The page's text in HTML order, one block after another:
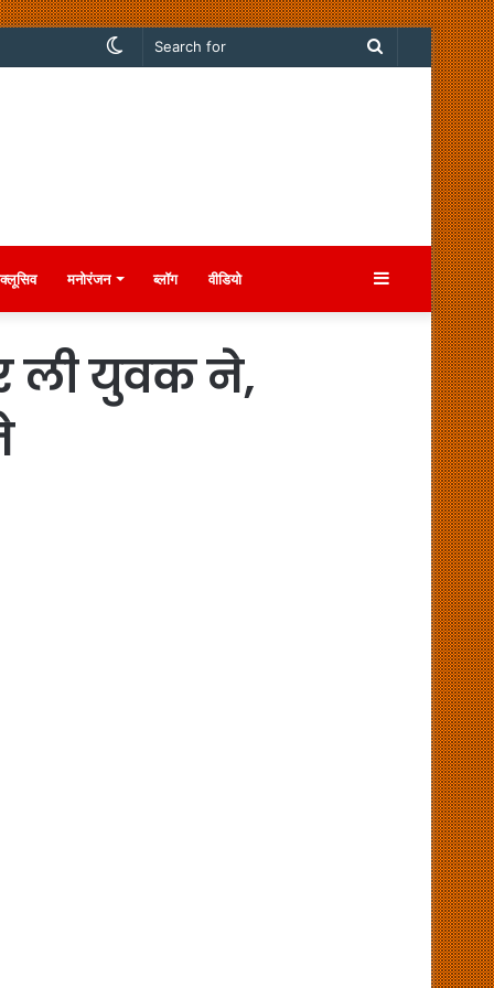
Search
Switch
मनोरंजन ब्लॉग वीडियो Sidebar
ली युवक ने,